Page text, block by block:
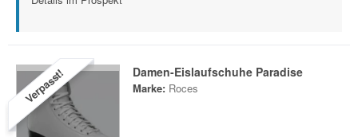
Verpasst! Damen-Eislaufschuhe Paradise
Marke: Roces